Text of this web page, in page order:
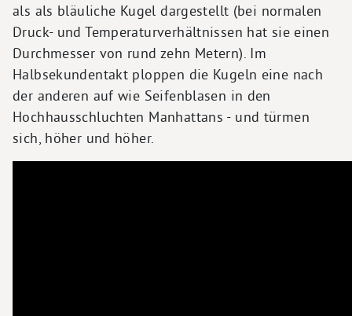
als als bläuliche Kugel dargestellt (bei normalen
Druck- und Temperaturverhältnissen hat sie einen
Durchmesser von rund zehn Metern). Im
Halbsekundentakt ploppen die Kugeln eine nach
der anderen auf wie Seifenblasen in den
Hochhausschluchten Manhattans - und türmen
sich, höher und höher.